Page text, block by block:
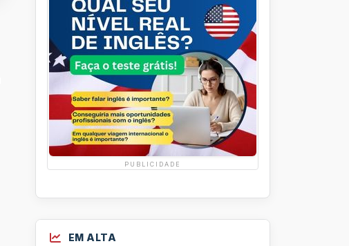
PUBLICIDADE
EM ALTA